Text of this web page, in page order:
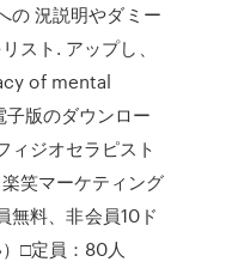
の 況説明やダミー
スト. アップし、
of mental
版のダウンロー
ジオセラピスト
笑マーケティング
無料、非会員10ド
□定員：80人